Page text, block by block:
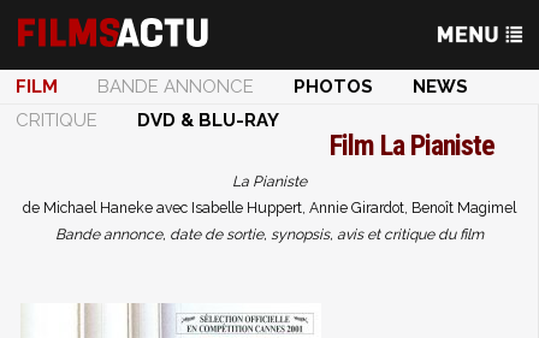
FILM BANDE ANNONCE PHOTOS
NEWS
CRITIQUE
DVD & BLU-RAY
Film La Pianiste
La Pianiste
de Michael Haneke avec Isabelle Huppert, Annie Girardot, Benoît Magimel
Bande annonce, date de sortie, synopsis, avis et critique du film